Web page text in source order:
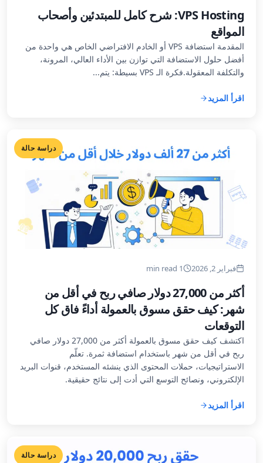
VPS Hosting: شرح كامل للمبتدئين وأصحاب
المواقع
المقدمة استضافة VPS أو الخادم الافتراضي الخاص هي واحدة من
أفضل حلول الاستضافة التي توازن بين الأداء العالي، المرونة،
والتكلفة المعقولة.فكرة الـ VPS بسيطة: يتم...
اقرأ المزيد
دراسة حالة
فبراير 2, 2026 1 min read
أكثر من 27,000 دولار صافي ربح في أقل من
شهر: كيف حقق مسوق بالعمولة أداءً فاق كل
التوقعات
اكتشف كيف حقق مسوق بالعمولة أكثر من 27,000 دولار صافي
ربح في أقل من شهر باستخدام استضافة ثمرة. تعلّم
الاستراتيجيات، حملات المحتوى الذي ينشئه المستخدم، قنوات البريد
الإلكتروني، ونصائح التوسع التي أدت إلى نتائج حقيقية.
اقرأ المزيد
دراسة حالة